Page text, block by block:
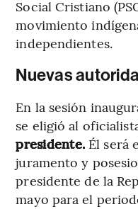
Social Cristiano
movimiento
independientes.
Nuevas
En la sesión
se eligió al
presidente. Él será
juramento y
presidente de la
mayo para el